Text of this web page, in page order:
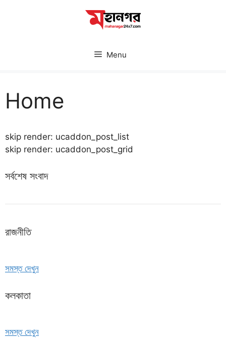
Menu
Home
skip render: ucaddon_post_list
skip render: ucaddon_post_grid
সর্বশেষ সংবাদ
রাজনীতি
সমস্ত দেখুন
কলকাতা
সমস্ত দেখুন